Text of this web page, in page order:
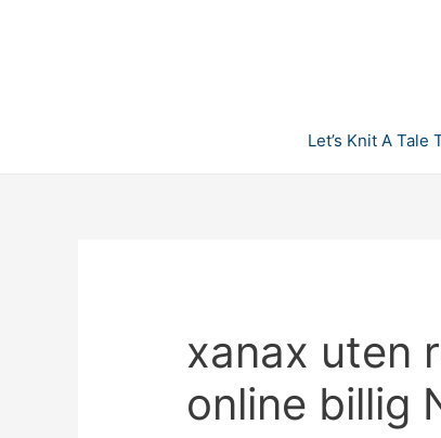
Let’s Knit A Tale
xanax uten
online billig